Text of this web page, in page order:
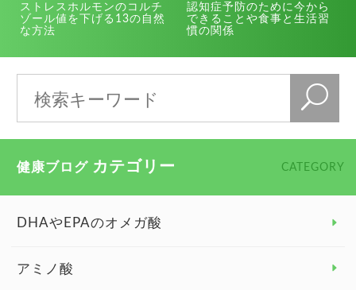
ストレスホルモンのコルチ
ゾール値を下げる13の自然
な方法
認知症予防のために今から
できることや食事と生活習
慣の関係
健康ブログ カテゴリー CATEGORY
DHAやEPAのオメガ酸
アミノ酸